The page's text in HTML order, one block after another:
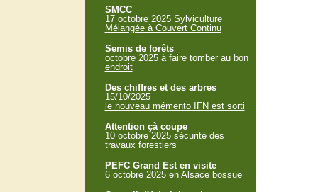
SMCC
17 octobre 2025 Sylviculture
Mélangée à Couvert Continu
Semis de forêts
octobre 2025 à faire tomber au bon
endroit
Des chiffres et des arbres
15/10/2025
le nouveau mémento IFN est sorti
Attention çà coupe
10 octobre 2025 sécurité des
travaux forestiers
PEFC Grand Est en visite
6 octobre 2025 en Alsace bossue